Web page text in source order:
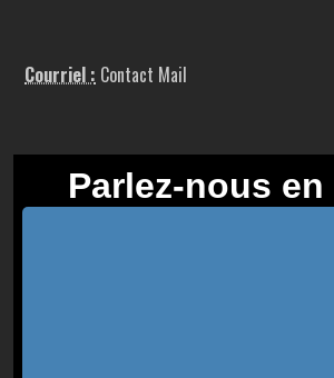
Courriel : Contact Mail